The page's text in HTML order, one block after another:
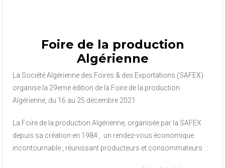
Foire de la production
Algérienne
La Société Algérienne des Foires & des Exportations (SAFEX)
organise la 29eme édition de la Foire de la production
Algérienne, du 16 au 25 décembre 2021.
La Foire de la production Algérienne, organisée par la SAFEX
depuis sa création en 1984 , un rendez-vous économique
incontournable , réunissant producteurs et consommateurs :